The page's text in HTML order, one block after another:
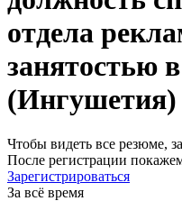
отдела
занятостью
(Ингушетия)
Чтобы видеть все резюме,
После регистрации
Зарегистрироваться
За всё время